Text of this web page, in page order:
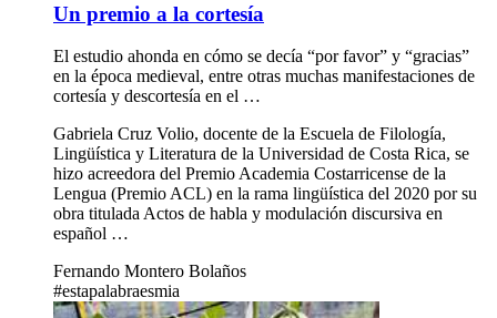
Un premio a la cortesía
El estudio ahonda en cómo se decía “por favor” y “gracias”
en la época medieval, entre otras muchas manifestaciones de
cortesía y descortesía en el …
Gabriela Cruz Volio, docente de la Escuela de Filología,
Lingüística y Literatura de la Universidad de Costa Rica, se
hizo acreedora del Premio Academia Costarricense de la
Lengua (Premio ACL) en la rama lingüística del 2020 por su
obra titulada Actos de habla y modulación discursiva en
español …
Fernando Montero Bolaños
#estapalabraesmia